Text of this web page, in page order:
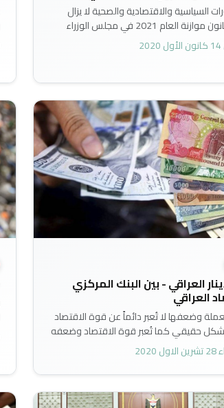
السياسية والاقتصادية والصحية لا يزال
مشروع قانون موازنة العام 2021 في مجلس الوزراء
والاقرار نتيجة لوعود حكومية بتضمين
من الاصلاحات المالية تضمن التعايش مع
وترشيد النفقات العامة..
العراقي - بين البنك المركزي
العراقي
وضعفها لا تُعبر دائماً عن قوة الاقتصاد
حقيقي كما تُعبر قوة الاقتصاد وضعفه
وضعفه بشكل حقيقي..